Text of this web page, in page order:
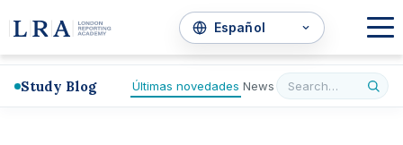
Study Blog Últimas novedades News